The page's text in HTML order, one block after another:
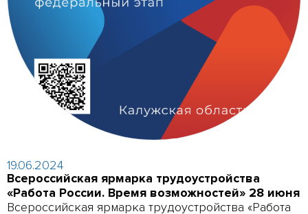
19.06.2024
Всероссийская ярмарка трудоустройства
«Работа России. Время возможностей» 28 июня
Всероссийская ярмарка трудоустройства «Работа